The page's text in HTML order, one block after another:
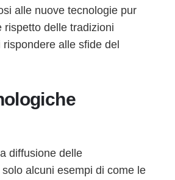
alle nuove tecnologie pur
rispetto delle tradizioni
alle sfide del
diffusione delle
alcuni esempi di come le